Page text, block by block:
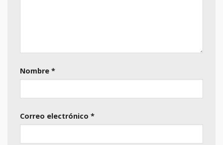
Nombre *
Correo electrónico *